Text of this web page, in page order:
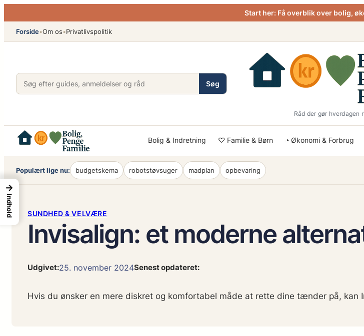
til
indhold
Start her: Få overblik over bolig,
Forside•Om os•Privatlivspolitik
Søg
Råd der gør hverdagen
Bolig & Indretning ♡ Familie & Børn ◔ Økonomi & Forbrug
Populært lige nu: budgetskema robotstøvsuger madplan opbevaring
SUNDHED & VELVÆRE
Invisalign: et moderne
Udgivet:25. november 2024Senest opdateret:
Hvis du ønsker en mere diskret og komfortabel måde at rette dine tænder på,
→
Indhold